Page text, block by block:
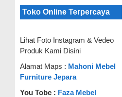
Toko Online Terpercaya
Lihat Foto Instagram & Vedeo
Produk Kami Disini
Alamat Maps : Mahoni Mebel
Furniture Jepara
You Tobe : Faza Mebel